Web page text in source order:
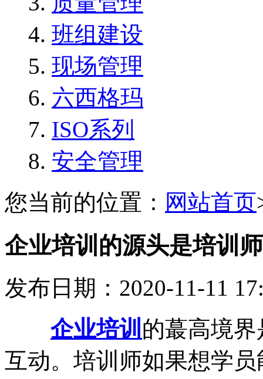
班组建设
现场管理
六西格玛
ISO系列
安全管理
您当前的位置： 网站首页
企业培训的源头是培训
发布日期：2020-11-11
企业培训 的蕞高境界
互动。培训师如果想学